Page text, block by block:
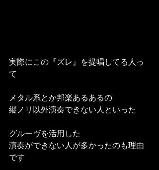
実際にこの『ズレ』を提唱してる人っ
て
メタル系とか邦楽あるあるの
縦ノリ以外演奏できない人といった
グルーヴを活用した
演奏ができない人が多かったのも理由
です